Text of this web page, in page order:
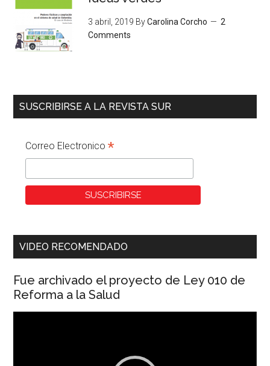
3 abril, 2019 ByCarolina Corcho
2
Comments
SUSCRIBIRSE A LA REVISTA SUR
Correo Electronico*
VIDEO RECOMENDADO
Fue archivado el proyecto de Ley 010 de
Reforma a la Salud